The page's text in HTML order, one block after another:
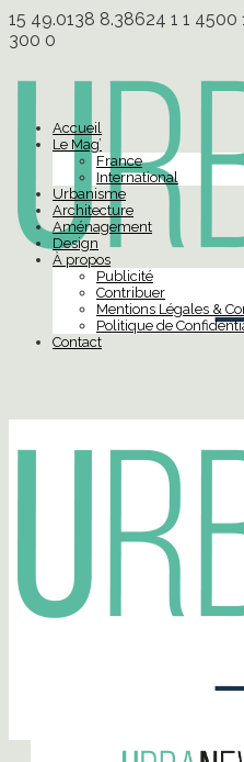
15 49.0138 8.38624 1 1 4500
300 0
Accueil
Le Mag’
France
International
Urbanisme
Architecture
Aménagement
Design
À propos
Publicité
Contribuer
Mentions Légales &
Politique de
Contact